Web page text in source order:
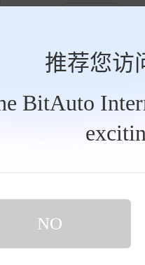
推荐您访
BitAuto
NO
分享汽车知识、购车秘籍、选
技巧、行业新闻、热点事件。
1.5万 2